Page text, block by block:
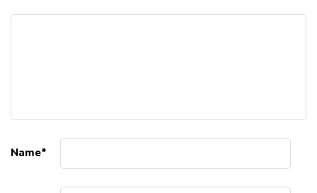
Name*